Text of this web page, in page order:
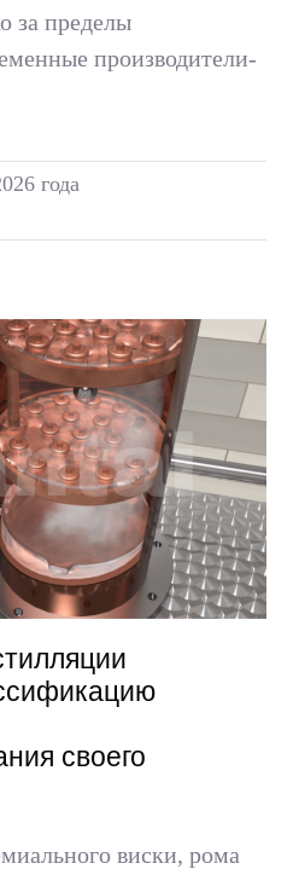
за пределы
производители-
года
своего
виски, рома